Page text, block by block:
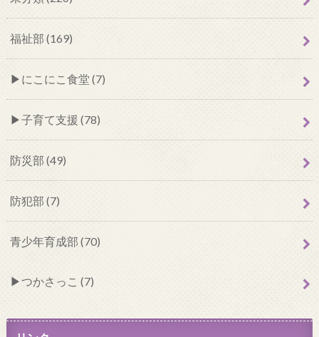
福祉部 (169)
にこにこ食堂 (7)
子育て支援 (78)
防災部 (49)
防犯部 (7)
青少年育成部 (70)
つかさっこ (7)